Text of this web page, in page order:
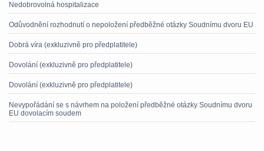
Nedobrovolná hospitalizace
Odůvodnění rozhodnutí o nepoložení předběžné otázky Soudnímu dvoru EU
Dobrá víra (exkluzivně pro předplatitele)
Dovolání (exkluzivně pro předplatitele)
Dovolání (exkluzivně pro předplatitele)
Nevypořádání se s návrhem na položení předběžné otázky Soudnímu dvoru
EU dovolacím soudem